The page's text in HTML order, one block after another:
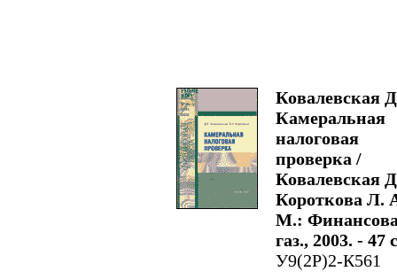
Ковалевская
Камеральная
налоговая
проверка /
Ковалевская
Короткова Л.
М.:
газ., 2003. - 47
У9(2Р)2-К561